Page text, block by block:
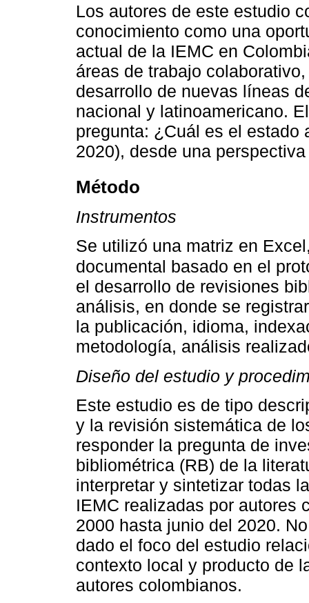
Los autores de este estudio
conocimiento como una
actual de la IEMC en
áreas de trabajo
desarrollo de nuevas líneas
nacional y latinoamericano.
pregunta: ¿Cuál es el estado
2020), desde una
Método
Instrumentos
Se utilizó una matriz en
documental basado en el
el desarrollo de revisiones
análisis, en donde se
la publicación, idioma,
metodología, análisis
Diseño del estudio y
Este estudio es de tipo
y la revisión sistemática de
responder la pregunta de
bibliométrica (RB) de la
interpretar y sintetizar todas
IEMC realizadas por autores
2000 hasta junio del 2020.
dado el foco del estudio
contexto local y producto de
autores colombianos.